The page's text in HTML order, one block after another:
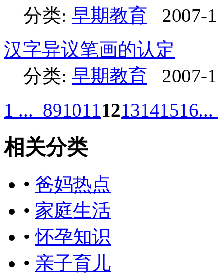
分类: 早期教育
2007-
汉字异议笔画的认定
分类: 早期教育
2007-
1 ... 8910111213141516...
相关分类
• 爸妈热点
• 家庭生活
•怀孕知识
• 亲子育儿